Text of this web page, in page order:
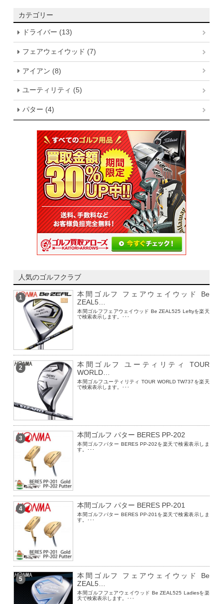
カテゴリー
ドライバー (13)
フェアウェイウッド (7)
アイアン (8)
ユーティリティ (5)
パター (4)
人気のゴルフクラブ
1
本間ゴルフ フェアウェイウッド Be
ZEAL5…
本間ゴルフフェアウェイウッド Be ZEAL525 Leftyを楽天
で検索表示します。･･･
2
本間ゴルフ ユーティリティ TOUR
WORLD…
本間ゴルフユーティリティ TOUR WORLD TW737を楽天
で検索表示します。･･･
3 本間ゴルフ パター BERES PP-202
本間ゴルフパター BERES PP-202を楽天で検索表示しま
す。･･･
4 本間ゴルフ パター BERES PP-201
本間ゴルフパター BERES PP-201を楽天で検索表示しま
す。･･･
5
本間ゴルフ フェアウェイウッド Be
ZEAL5…
本間ゴルフフェアウェイウッド Be ZEAL525 Ladiesを楽
天で検索表示します。･･･